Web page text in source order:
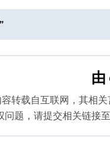
由
容转载自互联网，其相
题，请提交相关链接